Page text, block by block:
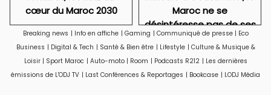
cœur du Maroc 2030
Maroc ne se
désintéresse pas de ses
enfants
Breaking news | Info en affiche | Gaming | Communiqué de presse | Eco
Business | Digital & Tech | Santé & Bien être | Lifestyle | Culture & Musique &
Loisir | Sport Maroc | Auto-moto | Room | Podcasts R212 | Les dernières
émissions de L'ODJ TV | Last Conférences & Reportages | Bookcase | LODJ Média